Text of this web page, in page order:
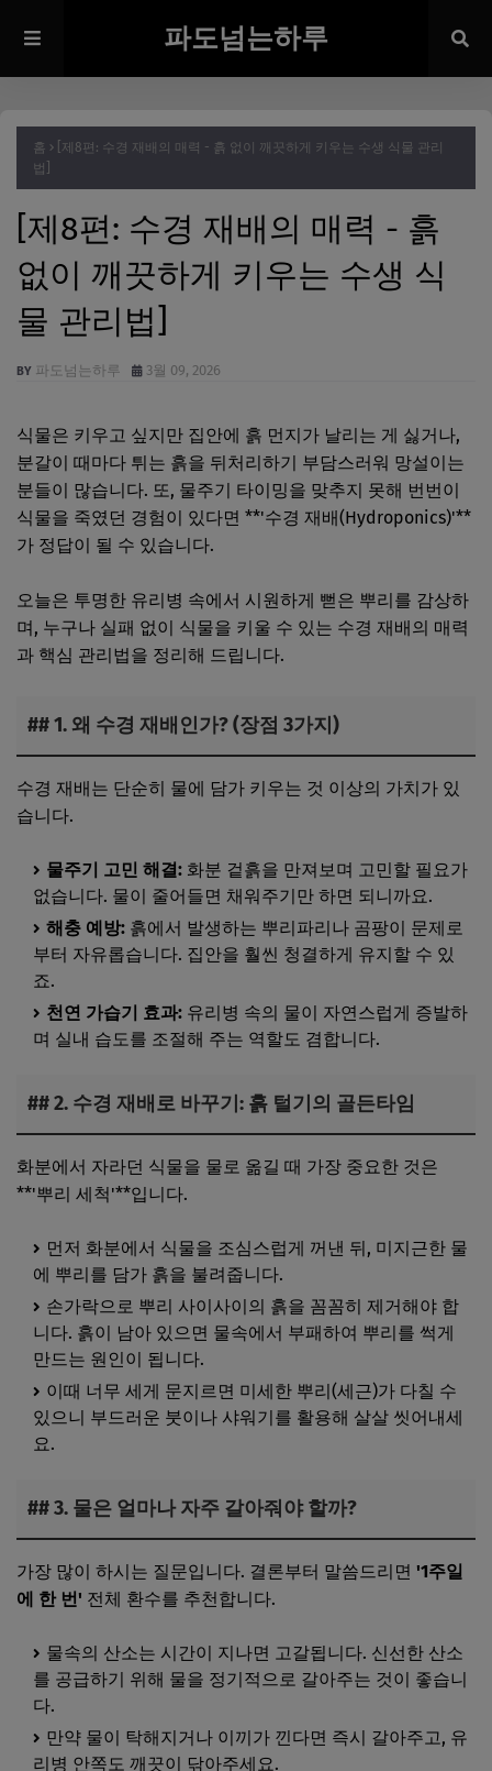
파도넘는하루
홈
[제8편: 수경 재배의 매력 - 흙 없이 깨끗하게 키우는 수생 식물 관리
법]
[제8편: 수경 재배의 매력 - 흙
없이 깨끗하게 키우는 수생 식
물 관리법]
파도넘는하루 3월 09, 2026
식물은 키우고 싶지만 집안에 흙 먼지가 날리는 게 싫거나,
분갈이 때마다 튀는 흙을 뒤처리하기 부담스러워 망설이는
분들이 많습니다. 또, 물주기 타이밍을 맞추지 못해 번번이
식물을 죽였던 경험이 있다면 **'수경 재배(Hydroponics)'**
가 정답이 될 수 있습니다.
오늘은 투명한 유리병 속에서 시원하게 뻗은 뿌리를 감상하
며, 누구나 실패 없이 식물을 키울 수 있는 수경 재배의 매력
과 핵심 관리법을 정리해 드립니다.
## 1. 왜 수경 재배인가? (장점 3가지)
수경 재배는 단순히 물에 담가 키우는 것 이상의 가치가 있
습니다.
물주기 고민 해결: 화분 겉흙을 만져보며 고민할 필요가
없습니다. 물이 줄어들면 채워주기만 하면 되니까요.
해충 예방: 흙에서 발생하는 뿌리파리나 곰팡이 문제로
부터 자유롭습니다. 집안을 훨씬 청결하게 유지할 수 있
죠.
천연 가습기 효과: 유리병 속의 물이 자연스럽게 증발하
며 실내 습도를 조절해 주는 역할도 겸합니다.
## 2. 수경 재배로 바꾸기: 흙 털기의 골든타임
화분에서 자라던 식물을 물로 옮길 때 가장 중요한 것은
**'뿌리 세척'**입니다.
먼저 화분에서 식물을 조심스럽게 꺼낸 뒤, 미지근한 물
에 뿌리를 담가 흙을 불려줍니다.
손가락으로 뿌리 사이사이의 흙을 꼼꼼히 제거해야 합
니다. 흙이 남아 있으면 물속에서 부패하여 뿌리를 썩게
만드는 원인이 됩니다.
이때 너무 세게 문지르면 미세한 뿌리(세근)가 다칠 수
있으니 부드러운 붓이나 샤워기를 활용해 살살 씻어내세
요.
## 3. 물은 얼마나 자주 갈아줘야 할까?
가장 많이 하시는 질문입니다. 결론부터 말씀드리면 '1주일
에 한 번' 전체 환수를 추천합니다.
물속의 산소는 시간이 지나면 고갈됩니다. 신선한 산소
를 공급하기 위해 물을 정기적으로 갈아주는 것이 좋습니
다.
만약 물이 탁해지거나 이끼가 낀다면 즉시 갈아주고, 유
리병 안쪽도 깨끗이 닦아주세요.